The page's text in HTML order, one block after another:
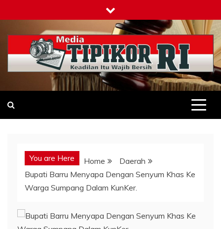
to
content
Tipikor-ri-online.my.id
Keadilan Itu Wajib Bersih
You are Here Home
Daerah
Bupati Barru Menyapa Dengan Senyum Khas Ke
Warga Sumpang Dalam KunKer.